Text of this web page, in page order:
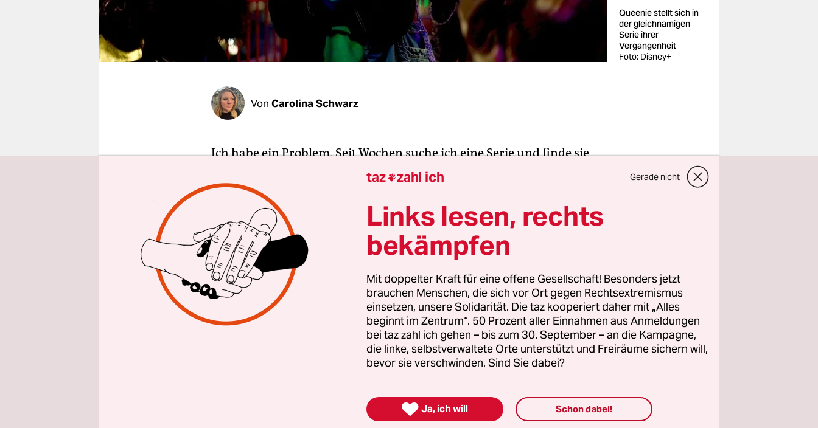
fragen & hilfe
abo
Queenie stellt sich in
der gleichnamigen
Serie ihrer
Vergangenheit
Foto: Disney+
Von Carolina Schwarz
Ich habe ein Problem. Seit Wochen suche ich eine Serie und finde sie
nicht. Es ist keine bestimmte, sondern eine, die ich nach einem langen
Sommertag erschöpft auf meiner Couch angucken kann. Sie muss also
leicht bekömmlich sein und trotzdem Anspruch haben. Gerne
so lustig
wie „Insecure“, so quirky wie „Flea­bag“ oderso herzerwärmend wie
„Love“
Für meine Suche habe ich die „Was Ihnen gefallen könnte“-Listen
jeglicher Strea­ming­anbieter, Google und ChatGPT durchgearbeitet.
Das erste Ergebnis war die britische Miniserie „Queenie“ von Candice
Carty-William.
taz zahl ich Gerade nicht
Links lesen, rechts
bekämpfen
Mit doppelter Kraft für eine offene Gesellschaft! Besonders jetzt
brauchen Menschen, die sich vor Ort gegen Rechtsextremismus
einsetzen, unsere Solidarität. Die taz kooperiert daher mit „Alles
beginnt im Zentrum“. 50 Prozent aller Einnahmen aus Anmeldungen
bei taz zahl ich gehen – bis zum 30. September – an die Kampagne,
die linke, selbstverwaltete Orte unterstützt und Freiräume sichern will,
bevor sie verschwinden. Sind Sie dabei?
 Ja, ich will Schon dabei!